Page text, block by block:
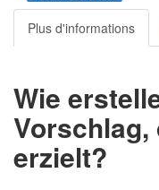
Plus d'informations
Wie
Vorschlag,
erzielt?